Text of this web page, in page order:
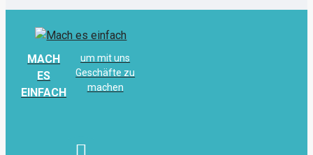
MACH
ES
EINFACH
um mit uns
Geschäfte zu
machen